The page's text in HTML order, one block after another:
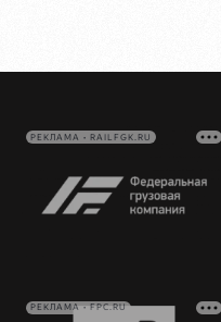
РЕКЛАМА • RAILFGK.RU
РЕКЛАМА • FPC.RU